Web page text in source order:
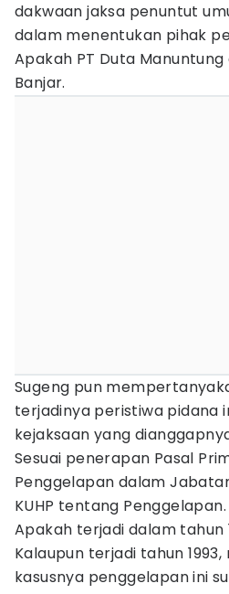
dakwaan jaksa penuntut
dalam menentukan pihak
Apakah PT Duta
Banjar.
Sugeng pun
terjadinya peristiwa pidana
kejaksaan yang
Sesuai penerapan Pasal
Penggelapan dalam
KUHP tentang Penggelapan.
Apakah terjadi dalam tahun
Kalaupun terjadi tahun
kasusnya penggelapan ini